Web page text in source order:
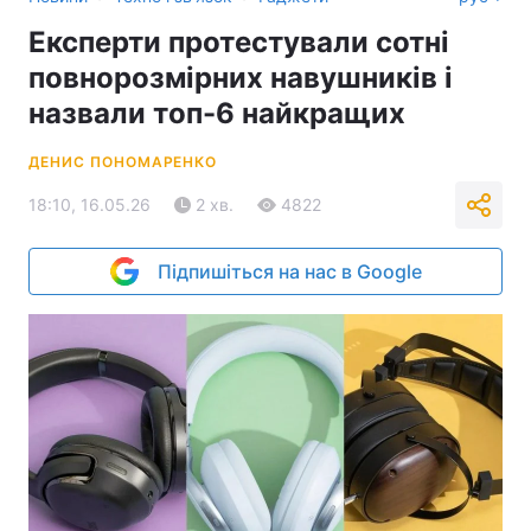
Експерти протестували сотні
повнорозмірних навушників і
назвали топ-6 найкращих
ДЕНИС ПОНОМАРЕНКО
18:10, 16.05.26 2 хв. 4822
Підпишіться на нас в Google